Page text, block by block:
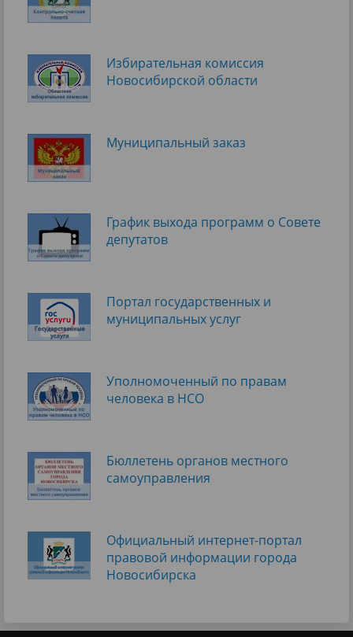
Избирательная комиссия
Новосибирской области
Муниципальный заказ
График выхода программ о Cовете
депутатов
Портал государственных и
муниципальных услуг
Уполномоченный по правам
человека в НСО
Бюллетень органов местного
самоуправления
Официальный интернет-портал
правовой информации города
Новосибирска